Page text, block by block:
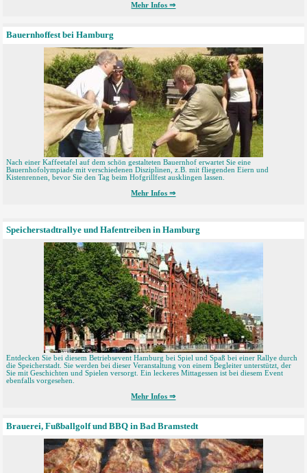
Mehr Infos ⇒
Bauernhoffest bei Hamburg
Nach einer Kaffeetafel auf dem schön gestalteten Bauernhof erwartet Sie eine
Bauernhofolympiade mit verschiedenen Disziplinen, z.B. mit fliegenden Eiern und
Kistenrennen, bevor Sie den Tag beim Hofgrillfest ausklingen lassen.
Mehr Infos ⇒
Speicherstadtrallye und Hafentreiben in Hamburg
Entdecken Sie bei diesem Betriebsevent Hamburg bei Spiel und Spaß bei einer Rallye durch
die Speicherstadt. Sie werden bei dieser Veranstaltung von einem Begleiter unterstützt, der
Sie mit Geschichten und Spielen versorgt. Ein leckeres Mittagessen ist bei diesem Event
ebenfalls vorgesehen.
Mehr Infos ⇒
Brauerei, Fußballgolf und BBQ in Bad Bramstedt